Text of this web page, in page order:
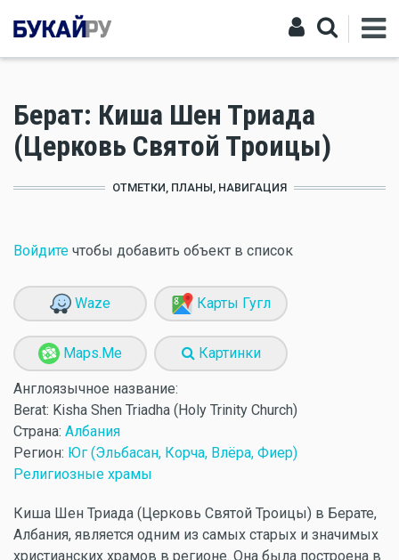
Берат: Киша Шен Триада
(Церковь Святой Троицы)
ОТМЕТКИ, ПЛАНЫ, НАВИГАЦИЯ
Войдите чтобы добавить объект в список
Waze Карты Гугл
Maps.Me Картинки
Англоязычное название:
Berat: Kisha Shen Triadha (Holy Trinity Church)
Страна: Албания
Регион: Юг (Эльбасан, Корча, Влёра, Фиер)
Религиозные храмы
Киша Шен Триада (Церковь Святой Троицы) в Берате,
Албания, является одним из самых старых и значимых
христианских храмов в регионе. Она была построена в